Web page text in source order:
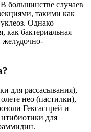
большинстве случаев
такими как
Однако
как бактериальная
желудочно-
для рассасывания),
нео (пастилки),
Гексаспрей и
для